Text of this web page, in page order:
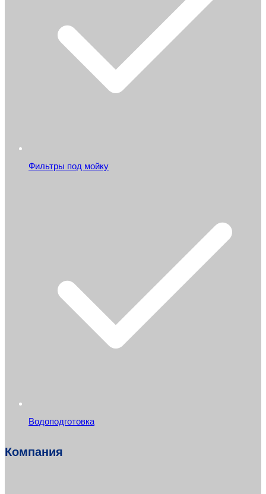
Фильтры под мойку
Водоподготовка
Компания